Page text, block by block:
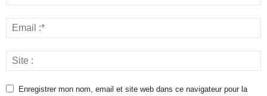
Enregistrer mon nom, email et site web dans ce navigateur pour la